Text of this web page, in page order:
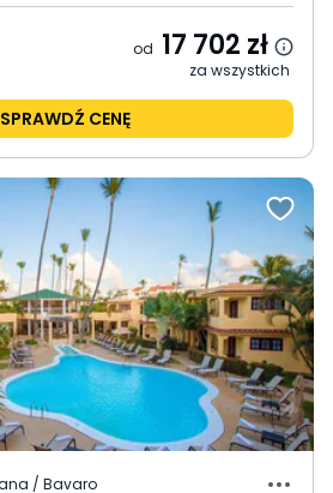
od 17 702 zł
za wszystkich
SPRAWDŹ CENĘ
/ Bavaro